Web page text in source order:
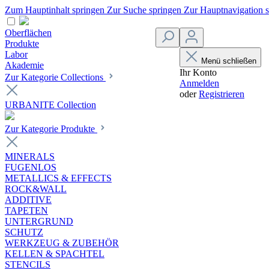
Zum Hauptinhalt springen Zur Suche springen Zur Hauptnavigation
Oberflächen
Produkte
Labor
Akademie
Zur Kategorie Collections
URBANITE Collection
Zur Kategorie Produkte
MINERALS
FUGENLOS
METALLICS & EFFECTS
ROCK&WALL
ADDITIVE
TAPETEN
UNTERGRUND
SCHUTZ
WERKZEUG & ZUBEHÖR
KELLEN & SPACHTEL
STENCILS
Menü schließen
Ihr Konto
Anmelden
oderRegistrieren